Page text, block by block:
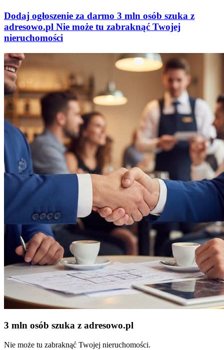
Dodaj ogłoszenie za darmo 3 mln osób szuka z
adresowo.pl Nie może tu zabraknąć Twojej
nieruchomości
3 mln osób szuka z adresowo.pl
Nie może tu zabraknąć Twojej nieruchomości.